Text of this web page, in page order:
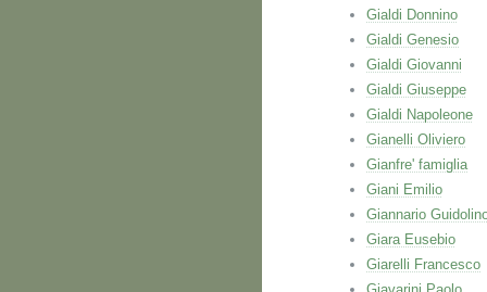
Gialdi Donnino
Gialdi Genesio
Gialdi Giovanni
Gialdi Giuseppe
Gialdi Napoleone
Gianelli Oliviero
Gianfre' famiglia
Giani Emilio
Giannario
Giara Eusebio
Giarelli Francesco